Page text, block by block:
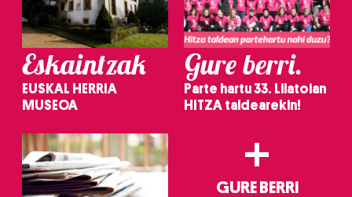
Eskaintzak
EUSKAL HERRIA
MUSEOA
Gure berri.
Parte hartu 33. Lilatoian
HITZA taldearekin!
+
GURE BERRI